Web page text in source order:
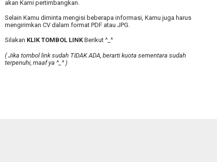
akan Kami pertimbangkan.
Selain Kamu diminta mengisi beberapa informasi, Kamu juga harus
mengirimkan CV dalam format PDF atau JPG.
Silakan KLIK TOMBOL LINKBerikut ^_^
( Jika tombol link sudah TIDAK ADA, berarti kuota sementara sudah
terpenuhi, maaf ya ^_^ )